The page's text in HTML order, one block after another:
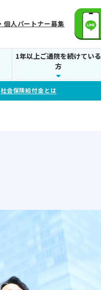
個人パートナー募集
1年以上ご通院を続けている
方
社会保険給付金とは